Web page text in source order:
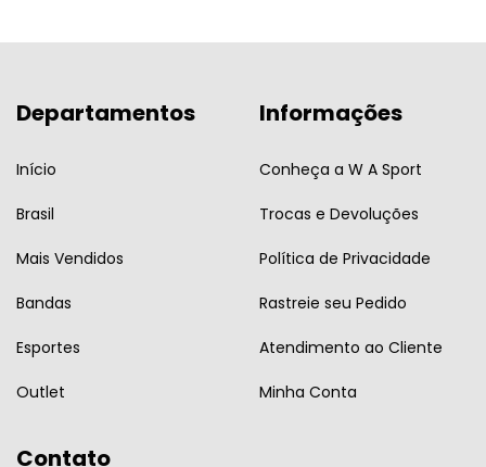
Departamentos
Início
Brasil
Mais Vendidos
Bandas
Esportes
Outlet
Informações
Conheça a W A Sport
Trocas e Devoluções
Política de Privacidade
Rastreie seu Pedido
Atendimento ao Cliente
Minha Conta
Contato